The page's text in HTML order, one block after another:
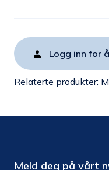
Logg inn for
Relaterte produkter:
Meld deg på vårt